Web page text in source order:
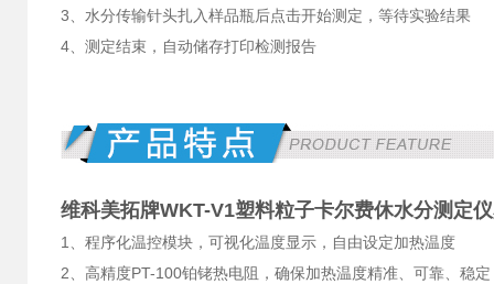
3、水分传输针头扎入样品瓶后点击开始测定，等待实验结果
4、测定结束，自动储存打印检测报告
维科美拓牌WKT-V1塑料粒子卡尔费休水分测定仪
1、程序化温控模块，可视化温度显示，自由设定加热温度
2、高精度PT-100铂铑热电阻，确保加热温度精准、可靠、稳定